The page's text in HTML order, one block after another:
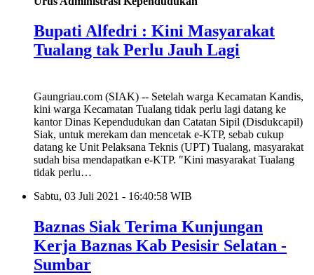
Bupati Alfedri : Kini Masyarakat
Tualang tak Perlu Jauh Lagi
Gaungriau.com (SIAK) -- Setelah warga Kecamatan Kandis,
kini warga Kecamatan Tualang tidak perlu lagi datang ke
kantor Dinas Kependudukan dan Catatan Sipil (Disdukcapil)
Siak, untuk merekam dan mencetak e-KTP, sebab cukup
datang ke Unit Pelaksana Teknis (UPT) Tualang, masyarakat
sudah bisa mendapatkan e-KTP. "Kini masyarakat Tualang
tidak perlu…
Sabtu, 03 Juli 2021 - 16:40:58 WIB
Baznas Siak Terima Kunjungan
Kerja Baznas Kab Pesisir Selatan -
Sumbar